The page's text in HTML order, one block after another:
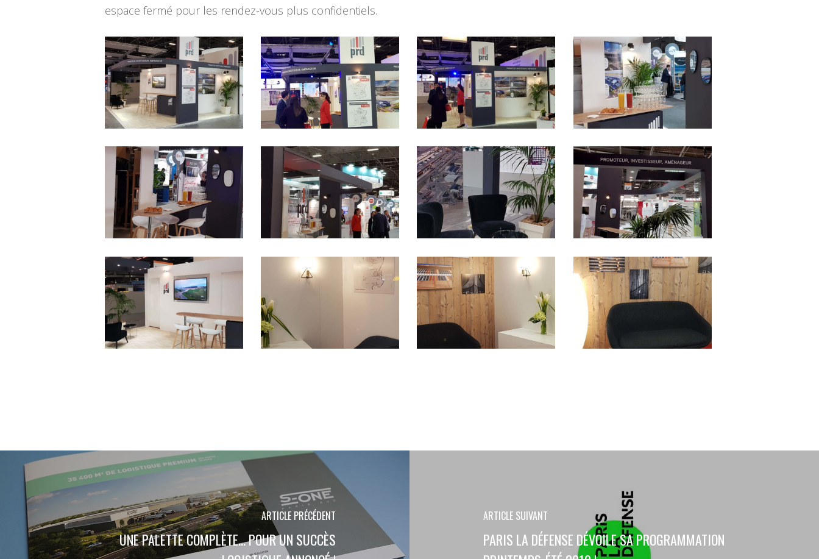
espace fermé pour les rendez-vous plus confidentiels.
ARTICLE PRÉCÉDENT
UNE PALETTE COMPLÈTE... POUR UN SUCCÈS
ARTICLE SUIVANT
PARIS LA DÉFENSE DÉVOILE SA PROGRAMMATION